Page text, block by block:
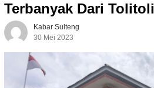
Terbanyak Dari Tolitoli
Kabar Sulteng
30 Mei 2023